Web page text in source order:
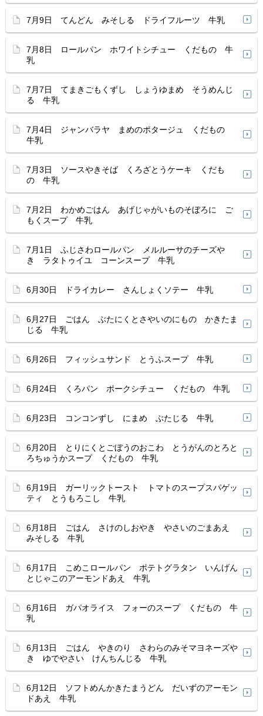
7月9日 てんどん みそしる ドライフルーツ 牛乳
7月8日 ロールパン ホワイトシチュー くだもの 牛
乳
7月7日 てまきごもくずし しょうゆまめ そうめんじ
る 牛乳
7月4日 ジャンバラヤ まめのポタージュ くだもの
牛乳
7月3日 ソースやきそば くろざとうケーキ くだも
の 牛乳
7月2日 わかめごはん あげじゃがいものそぼろに ご
もくスープ 牛乳
7月1日 ふじさわロールパン メルルーサのチーズや
き ラタトゥイユ コーンスープ 牛乳
6月30日 ドライカレー さんしょくソテー 牛乳
6月27日 ごはん ぶたにくとさやいのにもの かきたま
じる 牛乳
6月26日 フィッシュサンド とうふスープ 牛乳
6月24日 くろパン ポークシチュー くだもの 牛乳
6月23日 コンコンずし にまめ ぶたじる 牛乳
6月20日 とりにくとごぼうのおこわ とうがんのとろと
ろちゅうかスープ くだもの 牛乳
6月19日 ガーリックトースト トマトのスープスパゲッ
ティ とうもろこし 牛乳
6月18日 ごはん さけのしおやき やさいのごまあえ
みそしる 牛乳
6月17日 こめこロールパン ポテトグラタン いんげん
とじゃこのアーモンドあえ 牛乳
6月16日 ガパオライス フォーのスープ くだもの 牛
乳
6月13日 ごはん やきのり さわらのみそマヨネーズや
き ゆでやさい けんちんじる 牛乳
6月12日 ソフトめんかきたまうどん だいずのアーモン
ドあえ 牛乳